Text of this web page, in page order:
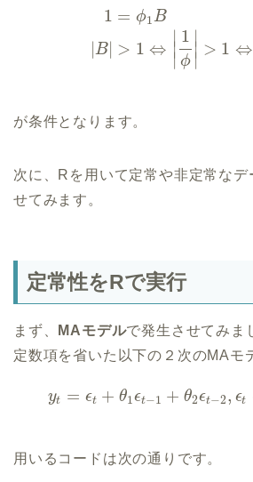
1
|B|
=
>
ϕ1B
1 ⇔
∣
∣
∣
1
ϕ
∣
∣
∣ > 1 ⇔
が条件となります。
次に、Rを用いて定常や非定常なデ
せてみます。
定常性をRで実行
まず、 MAモデルで発生させてみま
定数項を省いた以下の２次のMAモ
yt = ϵt + θ1ϵt−1 + θ2ϵt−2, ϵt
用いるコードは次の通りです。